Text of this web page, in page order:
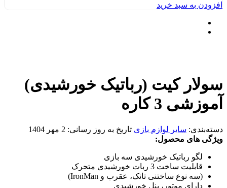
افزودن به سبد خرید
سولار کیت (رباتیک خورشیدی)
آموزشی 3 کاره
دسته‌بندی: سایر لوازم بازی تاریخ به روز رسانی: 2 مهر 1404
ویژگی های محصول:
لگو رباتیک خورشیدی سه بازی
قابلیت ساخت 3 ربات خورشیدی متحرک
(سه نوع ساختنی تانک، عقرب و IronMan)
دارای موتور، پنل خورشیدی